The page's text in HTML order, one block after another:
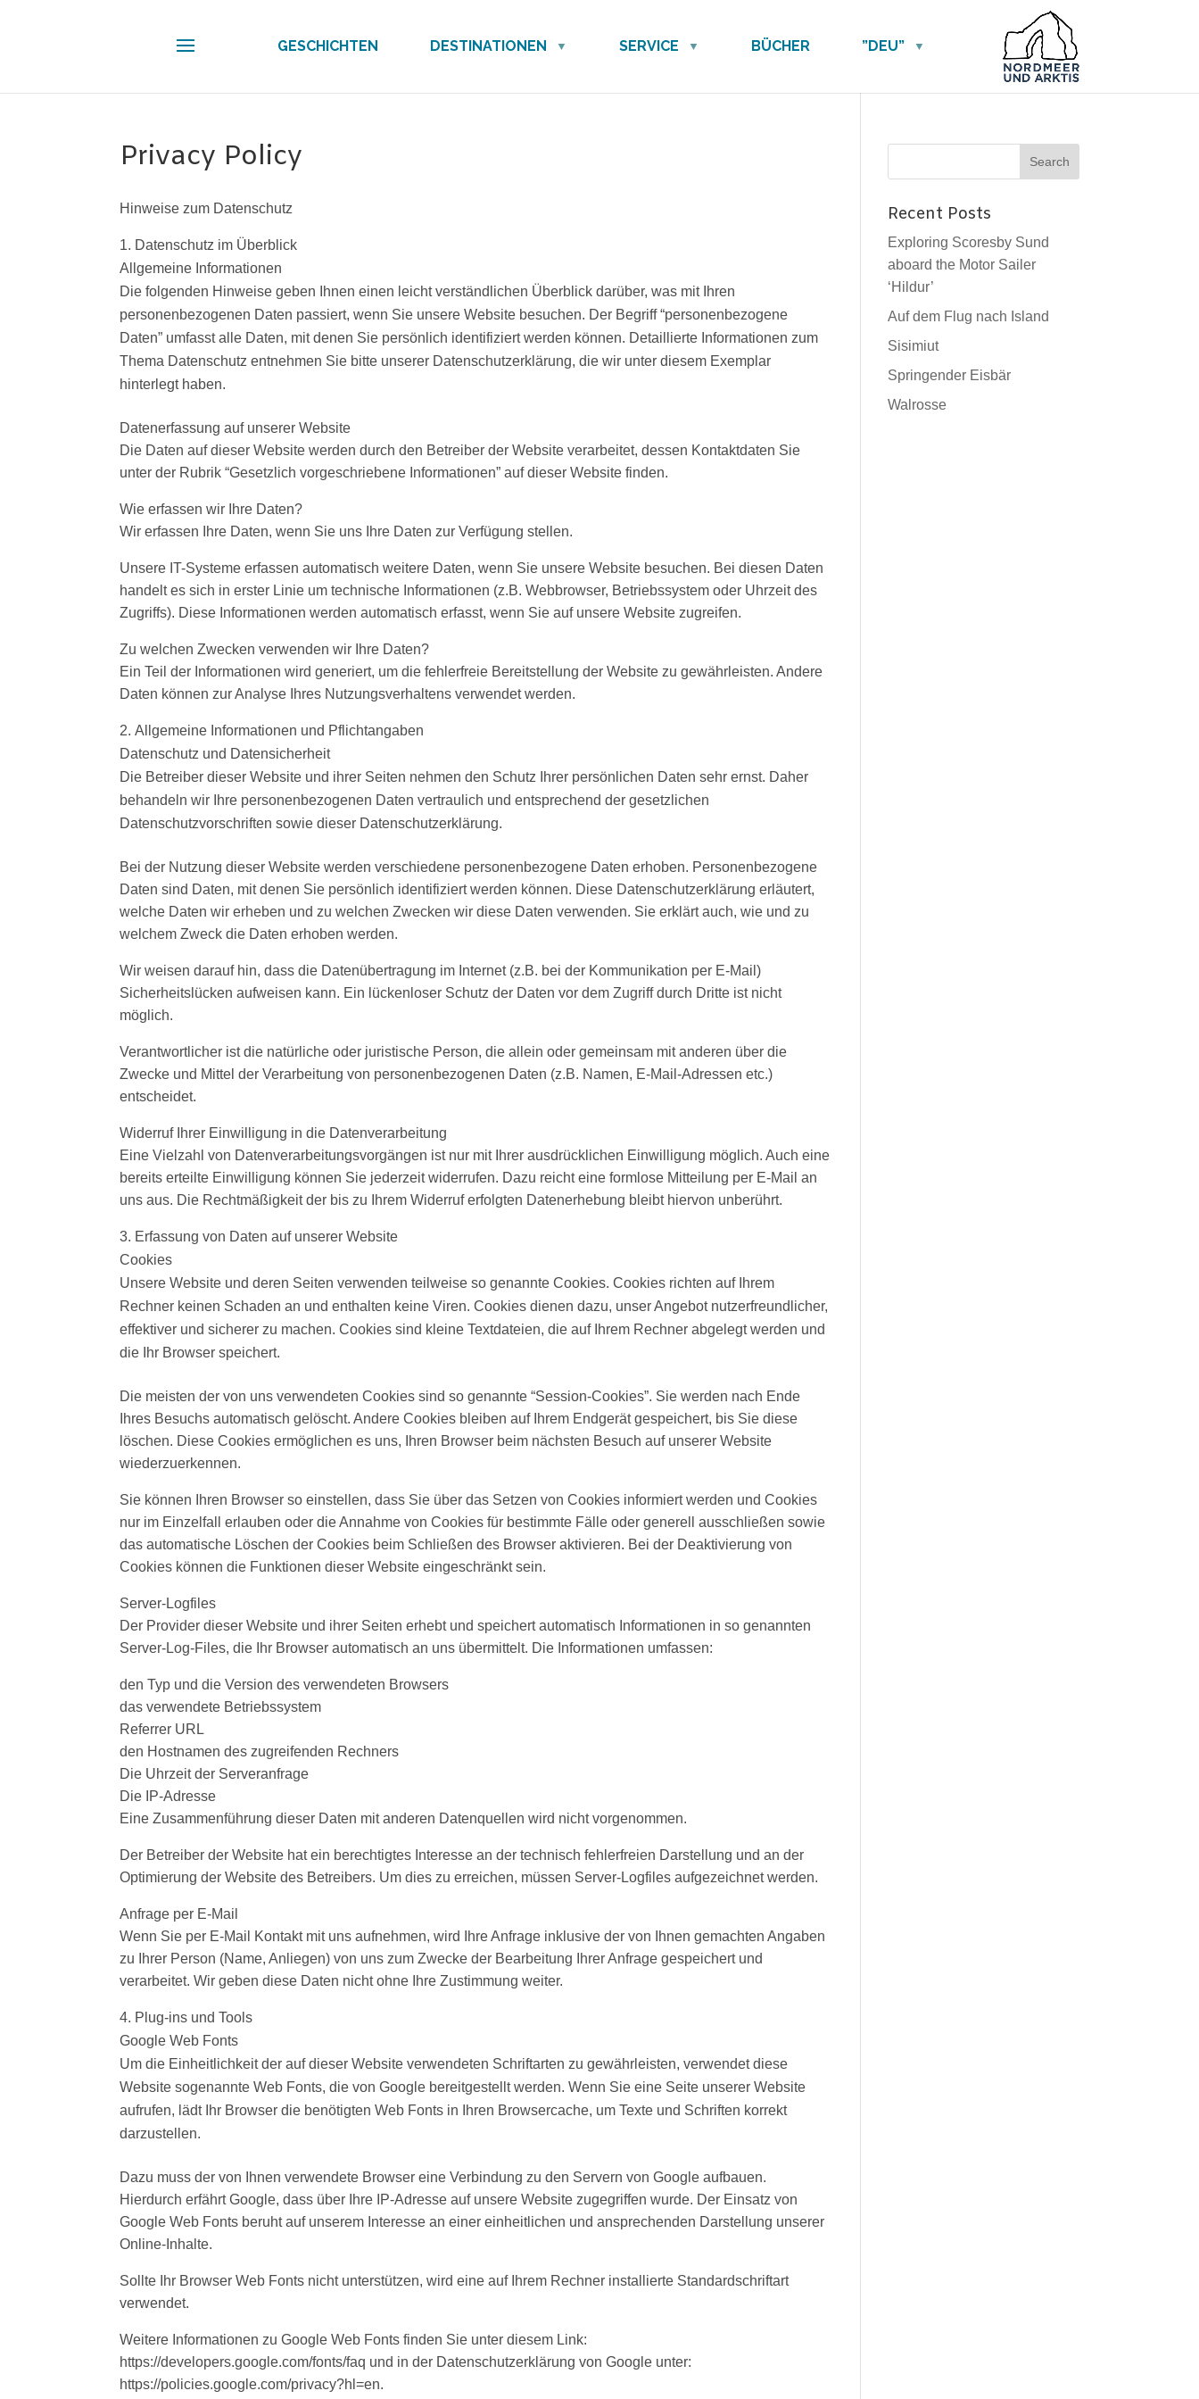
GESCHICHTEN DESTINATIONEN SERVICE BÜCHER ”DEU”
Privacy Policy
Hinweise zum Datenschutz
Datenschutz im Überblick
Allgemeine Informationen
Die folgenden Hinweise geben Ihnen einen leicht verständlichen Überblick darüber, was mit Ihren
personenbezogenen Daten passiert, wenn Sie unsere Website besuchen. Der Begriff “personenbezogene
Daten” umfasst alle Daten, mit denen Sie persönlich identifiziert werden können. Detaillierte Informationen zum
Thema Datenschutz entnehmen Sie bitte unserer Datenschutzerklärung, die wir unter diesem Exemplar
hinterlegt haben.
Datenerfassung auf unserer Website
Die Daten auf dieser Website werden durch den Betreiber der Website verarbeitet, dessen Kontaktdaten Sie
unter der Rubrik “Gesetzlich vorgeschriebene Informationen” auf dieser Website finden.
Wie erfassen wir Ihre Daten?
Wir erfassen Ihre Daten, wenn Sie uns Ihre Daten zur Verfügung stellen.
Unsere IT-Systeme erfassen automatisch weitere Daten, wenn Sie unsere Website besuchen. Bei diesen Daten
handelt es sich in erster Linie um technische Informationen (z.B. Webbrowser, Betriebssystem oder Uhrzeit des
Zugriffs). Diese Informationen werden automatisch erfasst, wenn Sie auf unsere Website zugreifen.
Zu welchen Zwecken verwenden wir Ihre Daten?
Ein Teil der Informationen wird generiert, um die fehlerfreie Bereitstellung der Website zu gewährleisten. Andere
Daten können zur Analyse Ihres Nutzungsverhaltens verwendet werden.
Allgemeine Informationen und Pflichtangaben
Datenschutz und Datensicherheit
Die Betreiber dieser Website und ihrer Seiten nehmen den Schutz Ihrer persönlichen Daten sehr ernst. Daher
behandeln wir Ihre personenbezogenen Daten vertraulich und entsprechend der gesetzlichen
Datenschutzvorschriften sowie dieser Datenschutzerklärung.
Bei der Nutzung dieser Website werden verschiedene personenbezogene Daten erhoben. Personenbezogene
Daten sind Daten, mit denen Sie persönlich identifiziert werden können. Diese Datenschutzerklärung erläutert,
welche Daten wir erheben und zu welchen Zwecken wir diese Daten verwenden. Sie erklärt auch, wie und zu
welchem Zweck die Daten erhoben werden.
Wir weisen darauf hin, dass die Datenübertragung im Internet (z.B. bei der Kommunikation per E-Mail)
Sicherheitslücken aufweisen kann. Ein lückenloser Schutz der Daten vor dem Zugriff durch Dritte ist nicht
möglich.
Verantwortlicher ist die natürliche oder juristische Person, die allein oder gemeinsam mit anderen über die
Zwecke und Mittel der Verarbeitung von personenbezogenen Daten (z.B. Namen, E-Mail-Adressen etc.)
entscheidet.
Widerruf Ihrer Einwilligung in die Datenverarbeitung
Eine Vielzahl von Datenverarbeitungsvorgängen ist nur mit Ihrer ausdrücklichen Einwilligung möglich. Auch eine
bereits erteilte Einwilligung können Sie jederzeit widerrufen. Dazu reicht eine formlose Mitteilung per E-Mail an
uns aus. Die Rechtmäßigkeit der bis zu Ihrem Widerruf erfolgten Datenerhebung bleibt hiervon unberührt.
Erfassung von Daten auf unserer Website
Cookies
Unsere Website und deren Seiten verwenden teilweise so genannte Cookies. Cookies richten auf Ihrem
Rechner keinen Schaden an und enthalten keine Viren. Cookies dienen dazu, unser Angebot nutzerfreundlicher,
effektiver und sicherer zu machen. Cookies sind kleine Textdateien, die auf Ihrem Rechner abgelegt werden und
die Ihr Browser speichert.
Die meisten der von uns verwendeten Cookies sind so genannte “Session-Cookies”. Sie werden nach Ende
Ihres Besuchs automatisch gelöscht. Andere Cookies bleiben auf Ihrem Endgerät gespeichert, bis Sie diese
löschen. Diese Cookies ermöglichen es uns, Ihren Browser beim nächsten Besuch auf unserer Website
wiederzuerkennen.
Sie können Ihren Browser so einstellen, dass Sie über das Setzen von Cookies informiert werden und Cookies
nur im Einzelfall erlauben oder die Annahme von Cookies für bestimmte Fälle oder generell ausschließen sowie
das automatische Löschen der Cookies beim Schließen des Browser aktivieren. Bei der Deaktivierung von
Cookies können die Funktionen dieser Website eingeschränkt sein.
Server-Logfiles
Der Provider dieser Website und ihrer Seiten erhebt und speichert automatisch Informationen in so genannten
Server-Log-Files, die Ihr Browser automatisch an uns übermittelt. Die Informationen umfassen:
den Typ und die Version des verwendeten Browsers
das verwendete Betriebssystem
Referrer URL
den Hostnamen des zugreifenden Rechners
Die Uhrzeit der Serveranfrage
Die IP-Adresse
Eine Zusammenführung dieser Daten mit anderen Datenquellen wird nicht vorgenommen.
Der Betreiber der Website hat ein berechtigtes Interesse an der technisch fehlerfreien Darstellung und an der
Optimierung der Website des Betreibers. Um dies zu erreichen, müssen Server-Logfiles aufgezeichnet werden.
Anfrage per E-Mail
Wenn Sie per E-Mail Kontakt mit uns aufnehmen, wird Ihre Anfrage inklusive der von Ihnen gemachten Angaben
zu Ihrer Person (Name, Anliegen) von uns zum Zwecke der Bearbeitung Ihrer Anfrage gespeichert und
verarbeitet. Wir geben diese Daten nicht ohne Ihre Zustimmung weiter.
Plug-ins und Tools
Google Web Fonts
Um die Einheitlichkeit der auf dieser Website verwendeten Schriftarten zu gewährleisten, verwendet diese
Website sogenannte Web Fonts, die von Google bereitgestellt werden. Wenn Sie eine Seite unserer Website
aufrufen, lädt Ihr Browser die benötigten Web Fonts in Ihren Browsercache, um Texte und Schriften korrekt
darzustellen.
Dazu muss der von Ihnen verwendete Browser eine Verbindung zu den Servern von Google aufbauen.
Hierdurch erfährt Google, dass über Ihre IP-Adresse auf unsere Website zugegriffen wurde. Der Einsatz von
Google Web Fonts beruht auf unserem Interesse an einer einheitlichen und ansprechenden Darstellung unserer
Online-Inhalte.
Sollte Ihr Browser Web Fonts nicht unterstützen, wird eine auf Ihrem Rechner installierte Standardschriftart
verwendet.
Weitere Informationen zu Google Web Fonts finden Sie unter diesem Link:
https://developers.google.com/fonts/faq und in der Datenschutzerklärung von Google unter:
https://policies.google.com/privacy?hl=en.
Recent Posts
Exploring Scoresby Sund
aboard the Motor Sailer
‘Hildur’
Auf dem Flug nach Island
Sisimiut
Springender Eisbär
Walrosse